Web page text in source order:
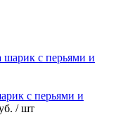
с перьями и
/ шт